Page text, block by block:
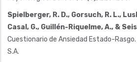
Spielberger, R. D., Gorsuch, R. L.,
Casal, G., Guillén-Riquelme, A., &
Cuestionario de Ansiedad Estado-Rasgo.
S.A.